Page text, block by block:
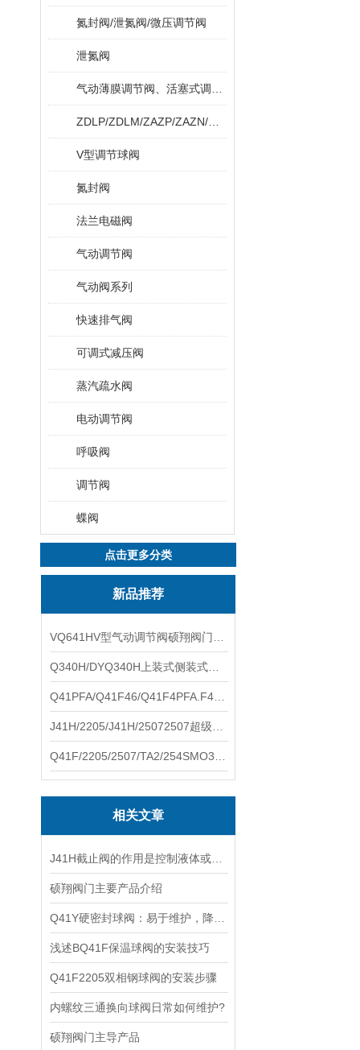
氮封阀/泄氮阀/微压调节阀
泄氮阀
V型调节球阀
氮封阀
法兰电磁阀
气动调节阀
气动阀系列
快速排气阀
可调式减压阀
蒸汽疏水阀
电动调节阀
呼吸阀
调节阀
蝶阀
点击更多分类
新品推荐
相关文章
硕翔阀门主要产品介绍
浅述BQ41F保温球阀的安装技巧
Q41F2205双相钢球阀的安装步骤
内螺纹三通换向球阀日常如何维护?
硕翔阀门主导产品